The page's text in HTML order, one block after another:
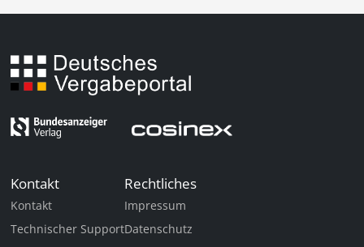
Kontakt
Kontakt
Technischer Support
Rechtliches
Impressum
Datenschutz